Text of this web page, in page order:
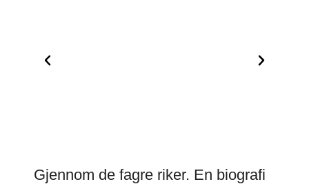
Gjennom de fagre riker. En biografi